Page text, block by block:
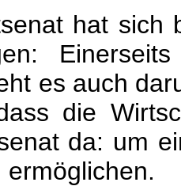
hat sich
es auch
die
da: um